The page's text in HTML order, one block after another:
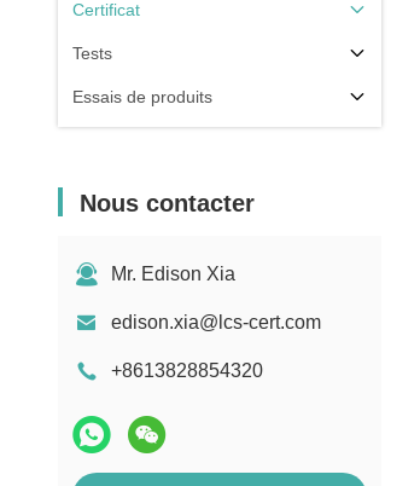
Certificat
Tests
Essais de produits
Nous contacter
Mr. Edison Xia
edison.xia@lcs-cert.com
+8613828854320